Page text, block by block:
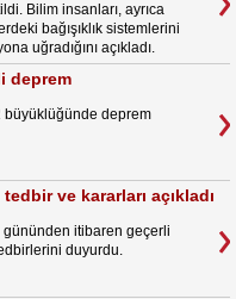
Bilim insanları, ayrıca
bağışıklık sistemlerini
uğradığını açıkladı.
deprem
büyüklüğünde deprem
ve kararları açıkladı
gününden itibaren geçerli
duyurdu.